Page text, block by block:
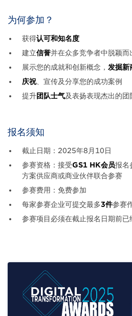
为何参加？
获得认可和知名度
建立信誉并在众多竞争者中脱颖而
展示您的成就和创新概念， 发掘新
庆祝、宣传及分享您的成功案例
提升团队士气及表扬表现杰出的团
报名须知
截止日期：2025年8月10日
参赛资格：接受GS1 HK会员报名
方案供应商或商业伙伴联合参赛
参赛费用：免费参加
每家参赛企业可提交最多3件参赛
参赛项目必须在截止报名日期前已